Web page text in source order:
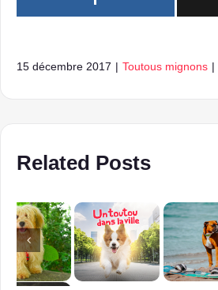
15 décembre 2017 | Toutous mignons |
Related Posts